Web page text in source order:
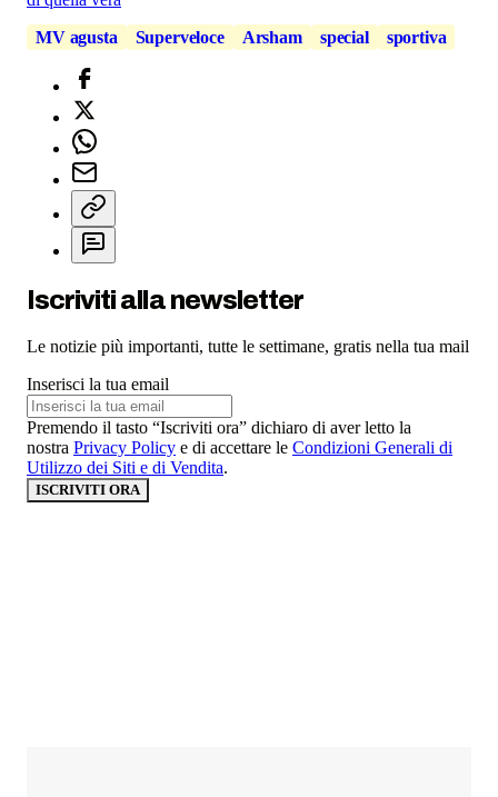
MV agusta
Superveloce Arsham special sportiva
Iscriviti alla newsletter
Le notizie più importanti, tutte le settimane, gratis nella tua mail
Inserisci la tua email
Premendo il tasto “Iscriviti ora” dichiaro di aver letto la
nostra Privacy Policy e di accettare le Condizioni Generali di
Utilizzo dei Siti e di Vendita.
ISCRIVITI ORA